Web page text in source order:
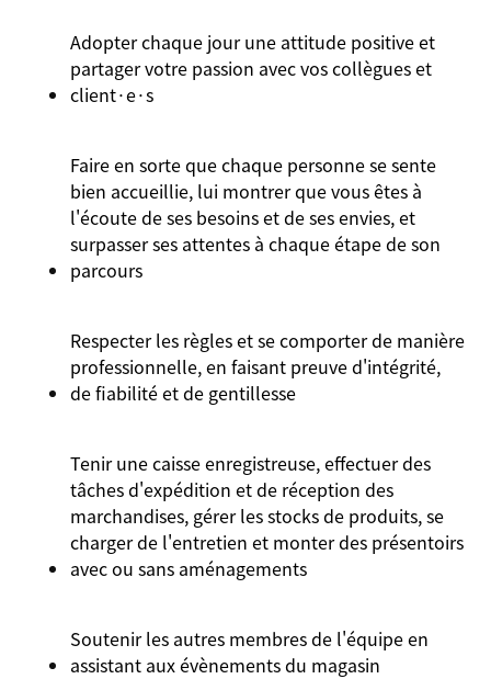
Adopter chaque jour une attitude positive et
partager votre passion avec vos collègues et
client·e·s
Faire en sorte que chaque personne se sente
bien accueillie, lui montrer que vous êtes à
l'écoute de ses besoins et de ses envies, et
surpasser ses attentes à chaque étape de son
parcours
Respecter les règles et se comporter de manière
professionnelle, en faisant preuve d'intégrité,
de fiabilité et de gentillesse
Tenir une caisse enregistreuse, effectuer des
tâches d'expédition et de réception des
marchandises, gérer les stocks de produits, se
charger de l'entretien et monter des présentoirs
avec ou sans aménagements
Soutenir les autres membres de l'équipe en
assistant aux évènements du magasin